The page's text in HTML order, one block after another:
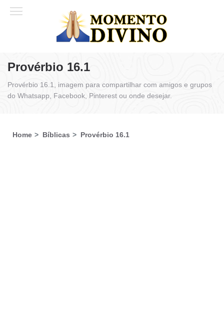
Provérbio 16.1
Provérbio 16.1, imagem para compartilhar com amigos e grupos
do Whatsapp, Facebook, Pinterest ou onde desejar.
Home Bíblicas Provérbio 16.1